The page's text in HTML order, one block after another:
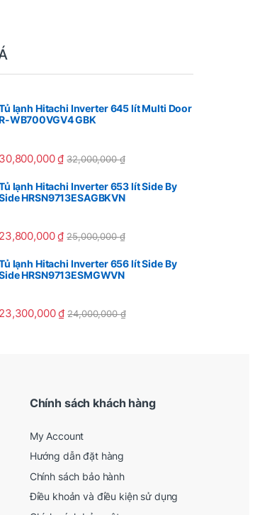
lạnh Hitachi Inverter 645 lít Multi Door
WB700VGV4 GBK
30,800,000₫ 32,000,000₫
lạnh Hitachi Inverter 653 lít Side By
HRSN9713ESAGBKVN
23,800,000₫ 25,000,000₫
lạnh Hitachi Inverter 656 lít Side By
HRSN9713ESMGWVN
23,300,000₫ 24,000,000₫
Chính sách khách hàng
My Account
Hướng dẫn đặt hàng
Chính sách bảo hành
Điều khoản và điều kiện sử dụng